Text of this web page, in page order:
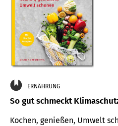
ERNÄHRUNG
So gut schmeckt
Kochen, genießen, Umwelt